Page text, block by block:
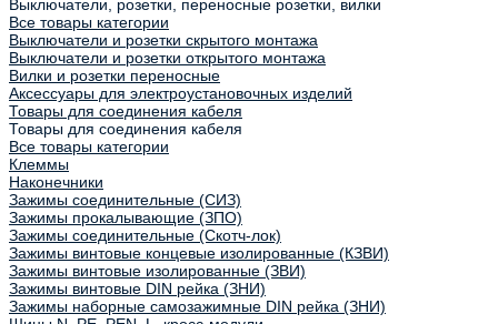
Выключатели, розетки, переносные розетки, вилки
Все товары категории
Выключатели и розетки скрытого монтажа
Выключатели и розетки открытого монтажа
Вилки и розетки переносные
Аксессуары для электроустановочных изделий
Товары для соединения кабеля
Товары для соединения кабеля
Все товары категории
Клеммы
Наконечники
Зажимы соединительные (СИЗ)
Зажимы прокалывающие (ЗПО)
Зажимы соединительные (Скотч-лок)
Зажимы винтовые концевые изолированные (КЗВИ)
Зажимы винтовые изолированные (ЗВИ)
Зажимы винтовые DIN рейка (ЗНИ)
Зажимы наборные самозажимные DIN рейка (ЗНИ)